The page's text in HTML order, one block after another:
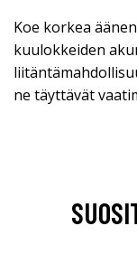
Koe korkea
kuulokkeiden
ne täyttävät